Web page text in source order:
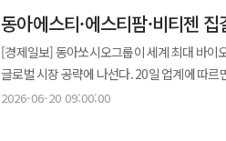
플랫폼 역시 단순 연재 서비스를 넘어 유망 IP
있다. 창작자 지원 프로그램도 확대되고 있다. 네이버웹툰은 투고 2주 만에 결과를 받아볼 수 있는 웹툰 신작 발굴 시스템
'2026 연재직행열차'를 운영 중이다. 올해로
창작자의 부담을 줄이고 다양한 장르의 작품 발굴에 나서고 있다. 문피아 역시 창작
통해 매월 최소 4개 작품을 선정해 연재 시작
매출과 콘텐츠로 연결하는 구조다. 플랫폼 입
얻는다. 다만 과제도 있다. 패션과 뷰티 시장 모두 경쟁이 치열해 단기간 성과를 내기 어렵고 글로벌 진출 역시 추가
비용과 시간이 요구된다. 결국 지원 이후에도
규모 바이오텍 인큐베이션 센터로 스타트업과 글
이번 프로그램이 아시아 지역 초기 바이오 기
삼성바이오에피스 역시 이를 통해 유망 기술
전망된다.
등 빅테크 관계자들도 함께해 AI 투자와 기술 동향, 사업 협력 방안
주도로 출범했다. 출범 당시 7개 기업으로 시
회원사는 AI 반도체, 인프라, 모델, 애플리케이
본사를 두고 있어 국내 AI 기업의 글로벌 진출 창구 역할도 맡고 있다. 유영
독자적으로 모든 경쟁력을 확보하기 어려운
동아에스티·에스티팜·비티젠
[경제일보] 동아쏘시오그룹이 세계 최대 바이
글로벌 시장 공략에 나선다. 20일 업계에 따르면 동아쏘시오그룹은 오는 22일부터 25일(현지시간)까지 미국
샌디에이고에서 열리는 ‘BIO International
2026-06-20 09:00:00